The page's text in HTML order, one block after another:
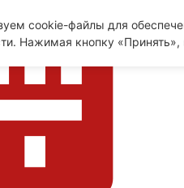
cookie-файлы для
Нажимая кнопку «Принять»,